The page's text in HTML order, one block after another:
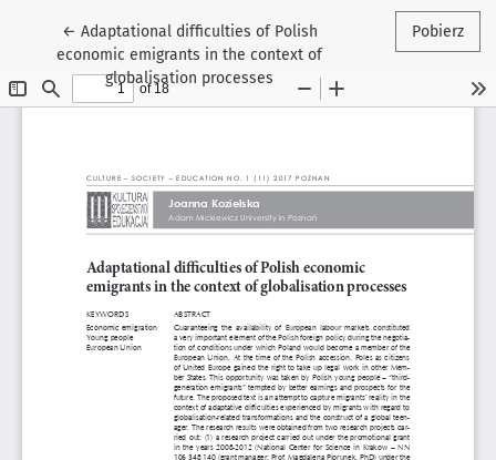
← Wróć do szczegółów artykułu
Adaptational difficulties of Polish
economic emigrants in the context of
globalisation processes
Pobierz